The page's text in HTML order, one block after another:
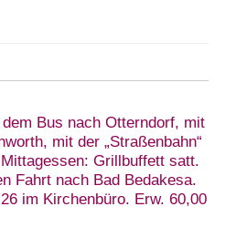
Bus nach Otterndorf, mit
mit der „Straßenbahn“
Grillbuffett satt.
Fahrt nach Bad Bedakesa.
im Kirchenbüro. Erw. 60,00